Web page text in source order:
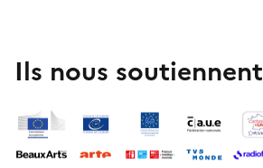
Ils nous soutiennent